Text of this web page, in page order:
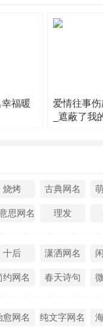
纷纷,郊外游客笑嘻嘻,
,生活还不富裕,同志仍
别整我，否则我就在
干什么去了，我可以很
，我想去给自己扫墓
鼓，素澜雪溅。 ——
的清明节都会有大量假
福暖
爱情往事
_遮蔽了我
烧烤 古典网名
思网名 理发
十后 潇洒网名
约网名 春天诗句
愈网名 纯文字网名